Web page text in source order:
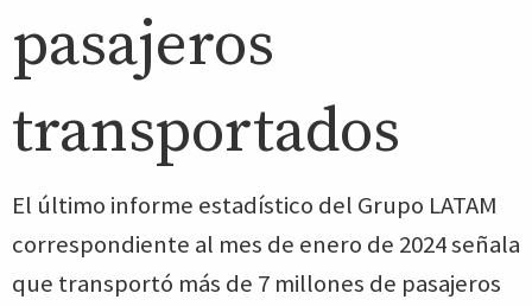
pasajeros
transportados
El último informe estadístico del Grupo LATAM
correspondiente al mes de enero de 2024 señala
que transportó más de 7 millones de pasajeros